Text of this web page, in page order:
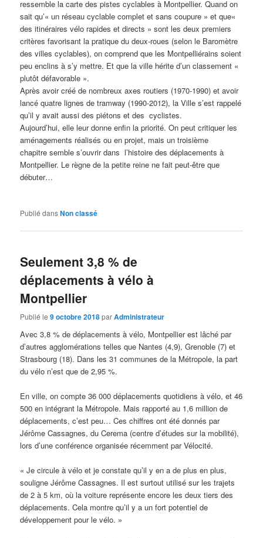
ressemble la carte des pistes cyclables à Montpellier. Quand on
sait qu’« un réseau cyclable complet et sans coupure » et que«
des itinéraires vélo rapides et directs » sont les deux premiers
critères favorisant la pratique du deux-roues (selon le Baromètre
des villes cyclables), on comprend que les Montpelliérains soient
peu enclins à s’y mettre. Et que la ville hérite d’un classement «
plutôt défavorable ».
Après avoir créé de nombreux axes routiers (1970-1990) et avoir
lancé quatre lignes de tramway (1990-2012), la Ville s’est rappelé
qu’il y avait aussi des piétons et des cyclistes.
Aujourd’hui, elle leur donne enfin la priorité. On peut critiquer les
aménagements réalisés ou en projet, mais un troisième
chapitre semble s’ouvrir dans l’histoire des déplacements à
Montpellier. Le règne de la petite reine ne fait peut-être que
débuter…
Publié dansNon classé
Seulement 3,8 % de
déplacements à vélo à
Montpellier
Publié le9 octobre 2018parAdministrateur
Avec 3,8 % de déplacements à vélo, Montpellier est lâché par
d’autres agglomérations telles que Nantes (4,9), Grenoble (7) et
Strasbourg (18). Dans les 31 communes de la Métropole, la part
du vélo n’est que de 2,95 %.
En ville, on compte 36 000 déplacements quotidiens à vélo, et 46
500 en intégrant la Métropole. Mais rapporté au 1,6 million de
déplacements, c’est peu… Ces chiffres ont été donnés par
Jérôme Cassagnes, du Cerema (centre d’études sur la mobilité),
lors d’une conférence organisée récemment par Vélocité.
« Je circule à vélo et je constate qu’il y en a de plus en plus,
souligne Jérôme Cassagnes. Il est surtout utilisé sur les trajets
de 2 à 5 km, où la voiture représente encore les deux tiers des
déplacements. Cela montre qu’il y a un fort potentiel de
développement pour le vélo. »